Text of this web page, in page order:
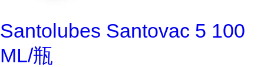
Santolubes Santovac 5 100
ML/瓶